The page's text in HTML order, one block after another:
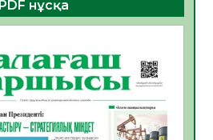
– БОЛАШАҚҚА
ТАҢДАУ
қарсы иммундау
33
PDF нұсқа